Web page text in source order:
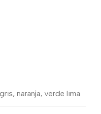
gris, naranja, verde lima